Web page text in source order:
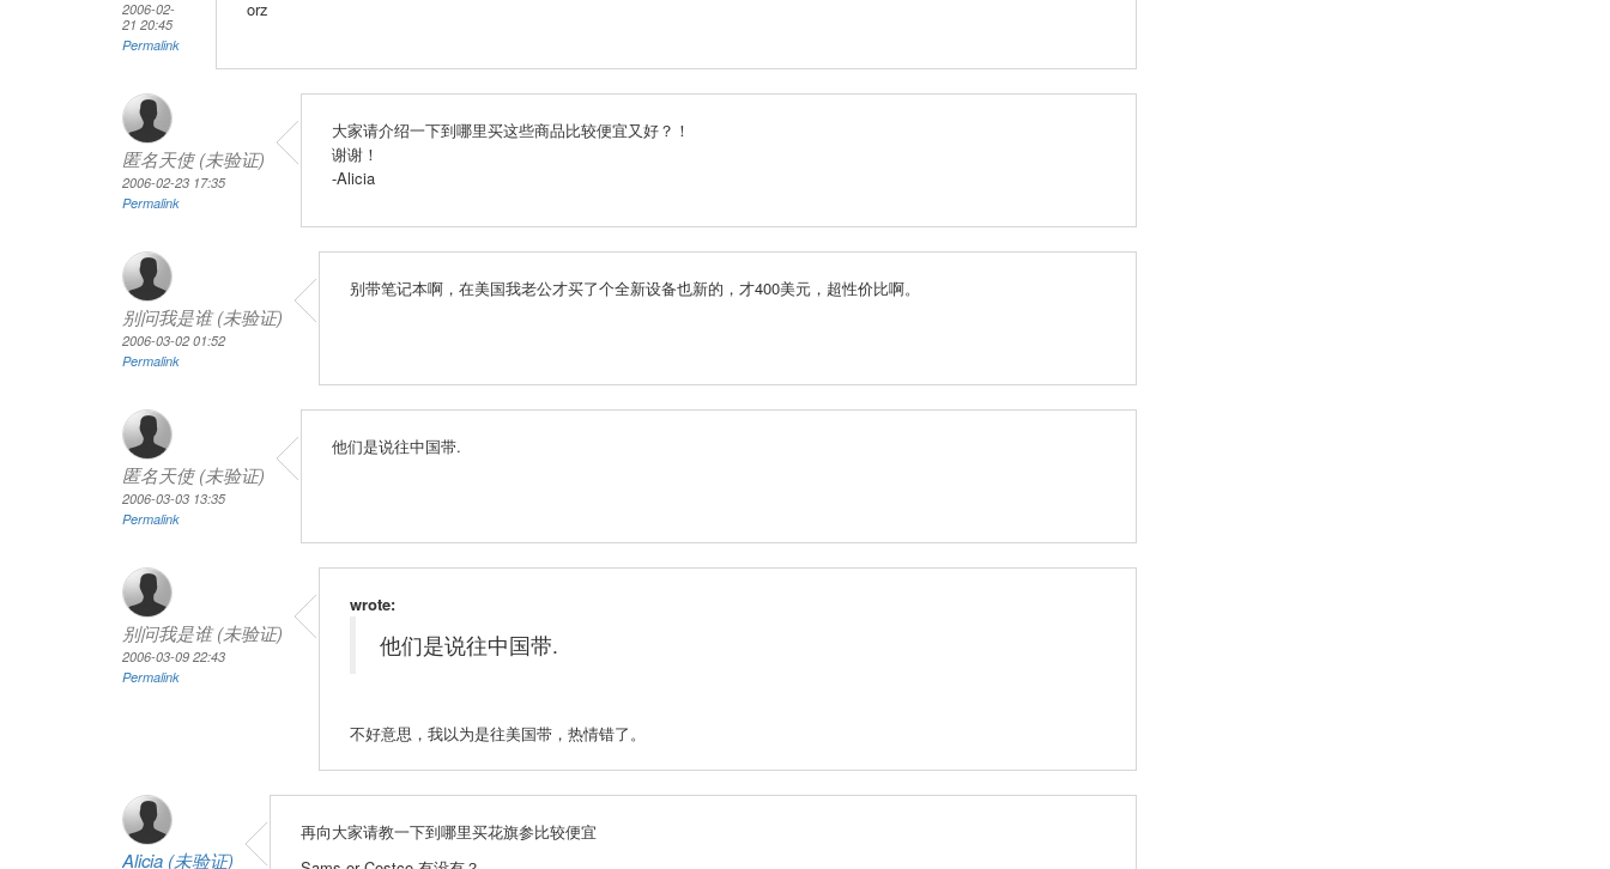
2006-02-
21 20:45
Permalink
orz
匿名天使 (未验证)
2006-02-23 17:35
Permalink
大家请介绍一下到哪里买这些商品比较便宜又好？！
谢谢！
-Alicia
别问我是谁 (未验证)
2006-03-02 01:52
Permalink
别带笔记本啊，在美国我老公才买了个全新设备也新的，才400美元，超性价比啊。
匿名天使 (未验证)
2006-03-03 13:35
Permalink
他们是说往中国带.
别问我是谁 (未验证)
2006-03-09 22:43
Permalink
wrote:
他们是说往中国带.
不好意思，我以为是往美国带，热情错了。
Alicia (未验证)
再向大家请教一下到哪里买花旗参比较便宜